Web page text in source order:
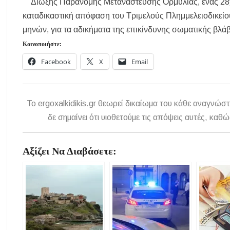
Αναβαθμίζεται η πρόσβαση στο Δεβελίκι Γοματίου με οδικό έργο
Ιωάννης Γιώργος: «Εγκρίθηκε η λειτουργία εκτός έδρας τμήματος
της δομής»
Η Κεντρική Μακεδονία ανοίγει τον δρόμο του οινοτουρισμού σε
Δίωξης Παράνομης Μετανάστευσης Ορμύλιας, ένας
καταδικαστική απόφαση του Τριμελούς
μηνών, για τα αδικήματα της επικίνδυνης σωματικής
Κοινοποιήστε:
Facebook X Email
To ergoxalkidikis.gr θεωρεί δικαίωμα του κάθε
δε σημαίνει ότι υιοθετούμε τις απόψεις αυτές,
Αξίζει Να Διαβάσετε: